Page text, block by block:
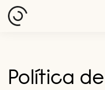
Política